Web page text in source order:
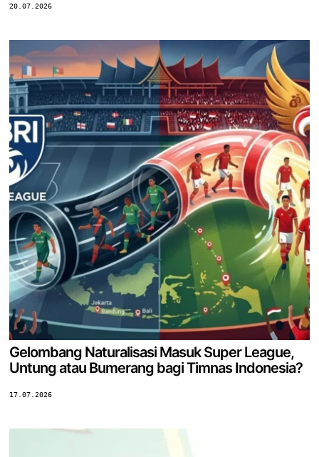
20.07.2026
Gelombang Naturalisasi Masuk Super League,
Untung atau Bumerang bagi Timnas Indonesia?
17.07.2026